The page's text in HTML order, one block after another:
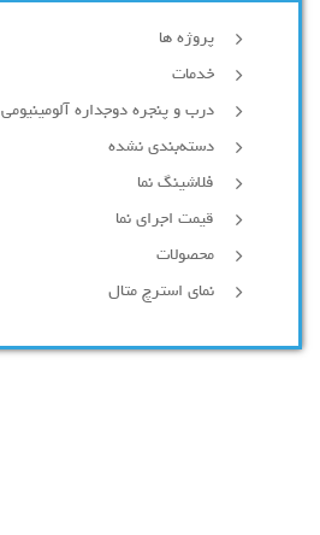
پروژه ها
خدمات
درب و پنجره دوجداره آلومینیومی
دسته‌بندی نشده
فلاشینگ نما
قیمت اجرای نما
محصولات
نمای استرچ متال